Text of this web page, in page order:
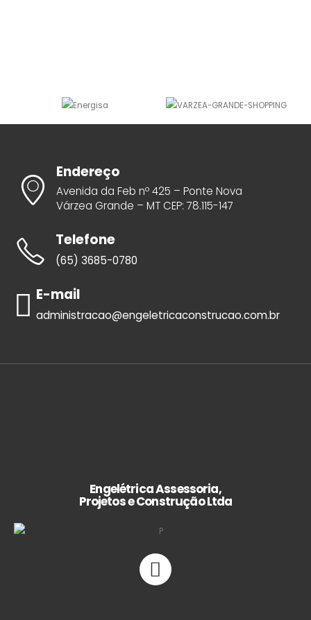
Endereço
Avenida da Feb nº 425 – Ponte Nova
Várzea Grande – MT CEP: 78.115-147
Telefone
(65) 3685-0780
E-mail
administracao@engeletricaconstrucao.com.br
Engelétrica Assessoria,
Projetos e Construção Ltda